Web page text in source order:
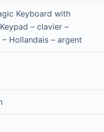
Keyboard with
– clavier –
– Hollandais – argent